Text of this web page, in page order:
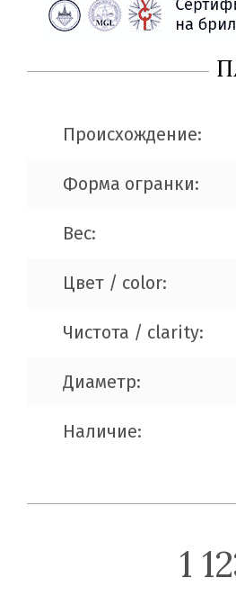
Происхождение:
Форма огранки:
Вес:
Цвет / color:
Чистота / clarity:
Диаметр:
Наличие:
1